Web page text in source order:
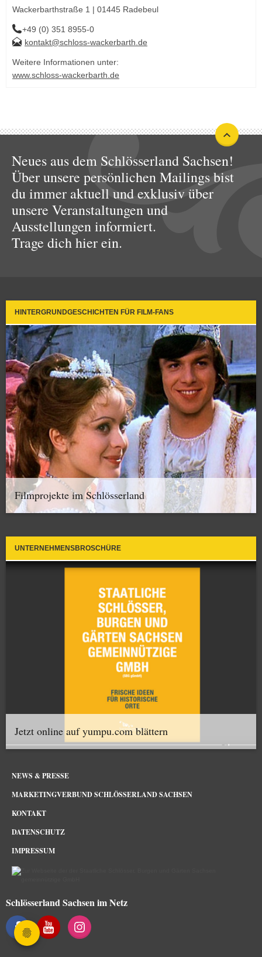
Wackerbarthstraße 1 | 01445 Radebeul
+49 (0) 351 8955-0
kontakt@schloss-wackerbarth.de
Weitere Informationen unter:
www.schloss-wackerbarth.de
Neues aus dem Schlösserland Sachsen!
Über unsere persönlichen Mailings bist
du immer aktuell und exklusiv über
unsere Veranstaltungen und
Ausstellungen informiert.
Trage dich hier ein.
HINTERGRUNDGESCHICHTEN FÜR FILM-FANS
Filmprojekte im Schlösserland
UNTERNEHMENSBROSCHÜRE
Jetzt online auf yumpu.com blättern
NEWS & PRESSE
MARKETINGVERBUND SCHLÖSSERLAND SACHSEN
KONTAKT
DATENSCHUTZ
IMPRESSUM
Schlösserland Sachsen im Netz